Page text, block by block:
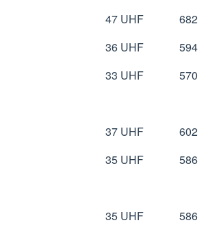
47 UHF
682
36 UHF
594
33 UHF
570
37 UHF
602
35 UHF
586
35 UHF
586